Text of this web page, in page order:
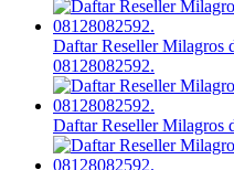
Daftar Reseller Milagros
08128082592.
Daftar Reseller Milagros